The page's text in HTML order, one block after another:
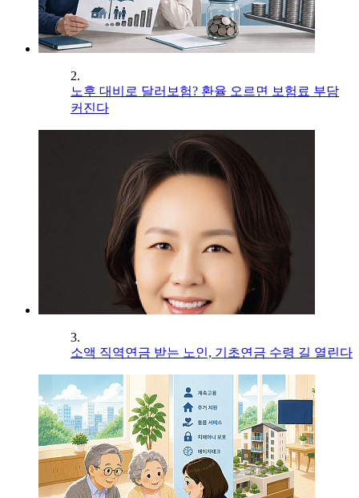
2.
노후 대비로 달러보험? 환율 오르면 보험료 부담
커진다
3.
소액 직역연금 받는 노인, 기초연금 수령 길 열린다